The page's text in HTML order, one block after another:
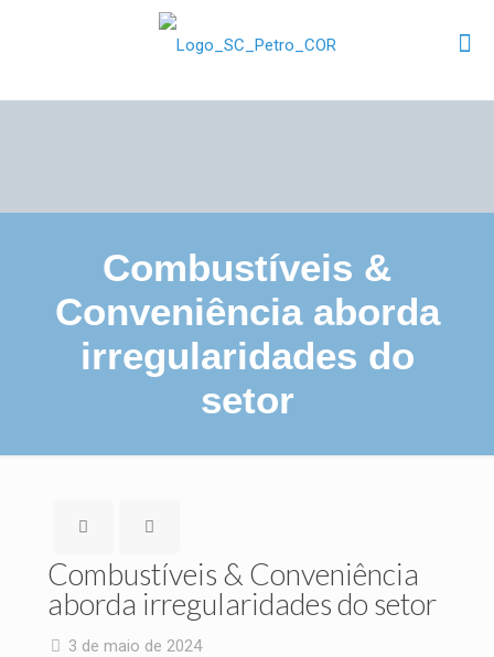
Combustíveis &
Conveniência aborda
irregularidades do
setor
Combustíveis & Conveniência
aborda irregularidades do setor
3 de maio de 2024